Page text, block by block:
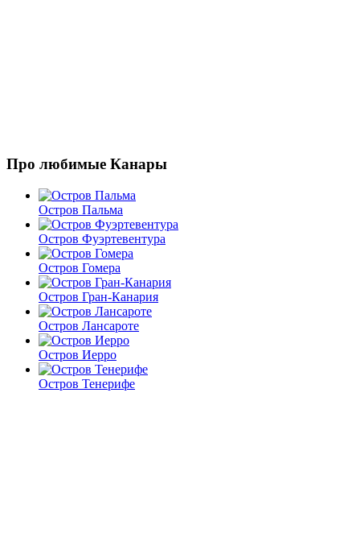
Про любимые Канары
Остров Пальма
Остров Фуэртевентура
Остров Гомера
Остров Гран-Канария
Остров Лансароте
Остров Иерро
Остров Тенерифе